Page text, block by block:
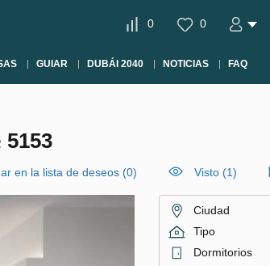
0 0
GUIAR DUBÁI 2040 NOTICIAS FAQ
5153
en la lista de deseos (0) Visto (1)
Ciudad
Tipo
Dormitorios